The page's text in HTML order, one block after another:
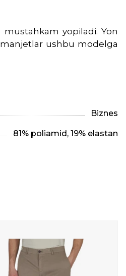
yopiladi. Yon
ushbu modelga
Biznes
81% poliamid, 19% elastan